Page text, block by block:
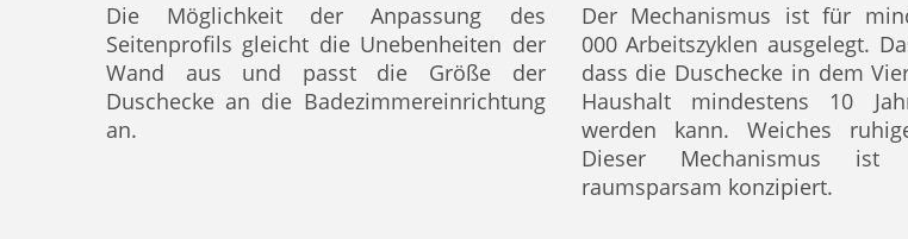
Die Möglichkeit der Anpassung des
Seitenprofils gleicht die Unebenheiten der
Wand aus und passt die Größe der
Duschecke an die Badezimmereinrichtung
an.
Der Mechanismus ist für
000 Arbeitszyklen ausgelegt.
dass die Duschecke in dem
Haushalt mindestens 10
werden kann. Weiches
Dieser Mechanismus ist
raumsparsam konzipiert.